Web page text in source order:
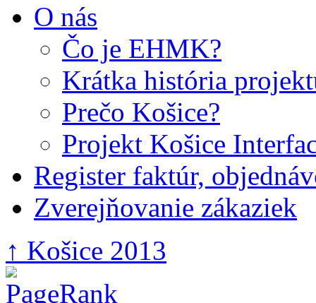
O nás
Čo je EHMK?
Krátka história
Prečo Košice?
Projekt Košice
Register faktúr,
Zverejňovanie zákaziek
↑ Košice 2013